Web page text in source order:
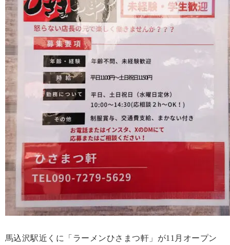
馬込沢駅近くに「ラーメンひさまつ軒」が11月オープン